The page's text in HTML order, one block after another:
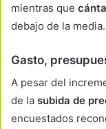
mientras que
debajo de la media.
Gasto,
A pesar del
de la subida de
encuestados